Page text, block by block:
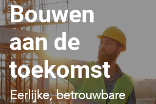
Bouwen
aan de
toekomst
Eerlijke, betrouwbare